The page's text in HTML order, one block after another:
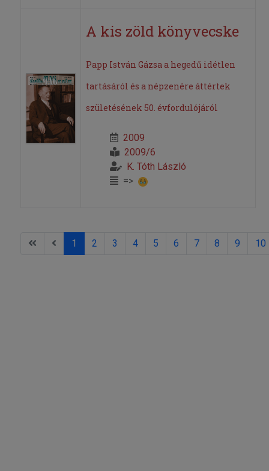
A kis zöld könyvecske
Papp István Gázsa a hegedű idétlen
tartásáról és a népzenére áttértek
születésének 50. évfordulójáról
2009
2009/6
K. Tóth László
=>
1 2 3 4 5 6 7 8 9 10